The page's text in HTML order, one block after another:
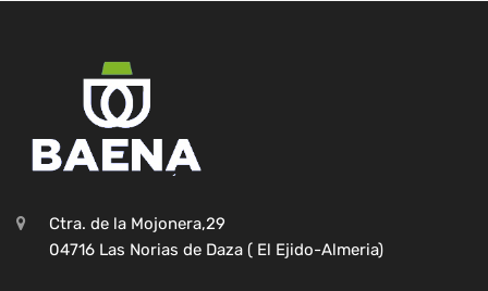
Ctra. de la Mojonera,29
04716 Las Norias de Daza ( El Ejido-Almeria)